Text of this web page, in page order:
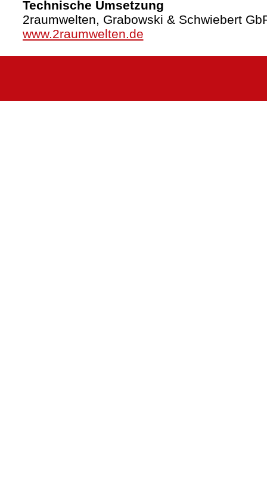
Technische Umsetzung
2raumwelten, Grabowski & Schwiebert
www.2raumwelten.de